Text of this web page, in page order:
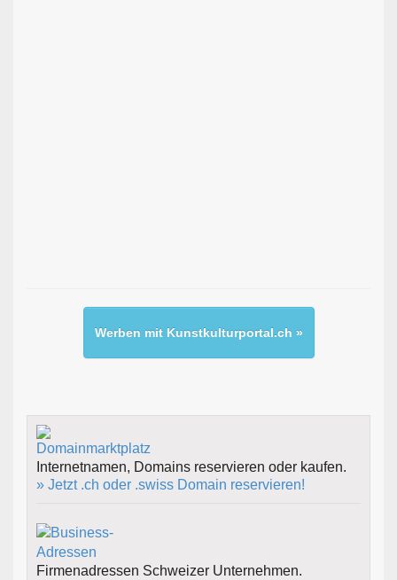
Werben mit Kunstkulturportal.ch »
Internetnamen, Domains reservieren oder kaufen.
» Jetzt .ch oder .swiss Domain reservieren!
Firmenadressen Schweizer Unternehmen.